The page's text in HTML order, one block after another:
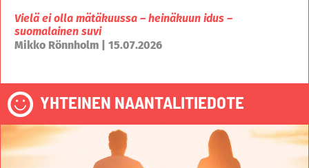
Vielä ei olla mätäkuussa – heinäkuun idus –
suomalainen suvi
Mikko Rönnholm | 15.07.2026
YHTEINEN NAANTALITIEDOTE